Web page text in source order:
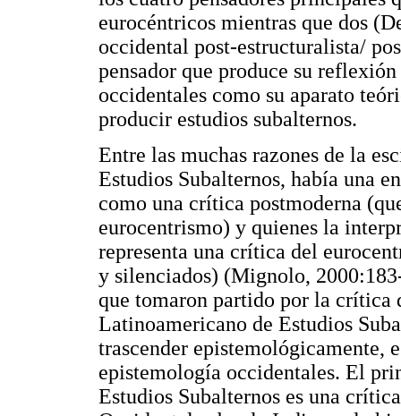
eurocéntricos mientras que dos
occidental post-estructuralista/
pensador que produce su
occidentales como su aparato
producir estudios subalternos.
Entre las muchas razones de la
Estudios Subalternos, había una
como una crítica postmoderna
eurocentrismo) y quienes la
representa una crítica del
y silenciados) (Mignolo,
que tomaron partido por la
Latinoamericano de Estudios
trascender epistemológicamente,
epistemología occidentales. El
Estudios Subalternos es una